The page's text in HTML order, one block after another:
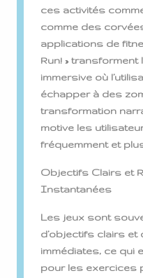
ces activités
comme des
applications de
Run! »
immersive où
échapper à des
transformation
motive les
fréquemment et
Objectifs Clairs et
Instantanées
Les jeux sont
d’objectifs clairs
immédiates, ce qui
pour les exercices